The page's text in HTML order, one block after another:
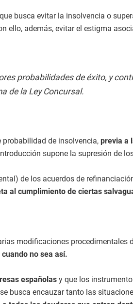
busca evitar la insolvencia o
ello, además, evitar el estigma
probabilidades de éxito, y
de la Ley Concursal.
probabilidad de insolvencia, previa a
supone la supresión de
de los acuerdos de
al cumplimiento de ciertas
modificaciones procedimentales
no sea así.
españolas y que los
busca encauzar tanto las